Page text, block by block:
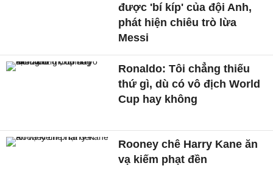
được 'bí kíp' của đội Anh,
phát hiện chiêu trò lừa
Messi
Ronaldo: Tôi chẳng thiếu
thứ gì, dù có vô địch World
Cup hay không
Rooney chê Harry Kane ăn
vạ kiếm phạt đền